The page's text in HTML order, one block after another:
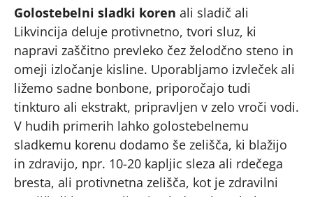
Golostebelni sladki koren ali sladič ali
Likvincija deluje protivnetno, tvori sluz, ki
napravi zaščitno prevleko čez želodčno steno in
omeji izločanje kisline. Uporabljamo izvleček ali
ližemo sadne bonbone, priporočajo tudi
tinkturo ali ekstrakt, pripravljen v zelo vroči vodi.
V hudih primerih lahko golostebelnemu
sladkemu korenu dodamo še zelišča, ki blažijo
in zdravijo, npr. 10-20 kapljic sleza ali rdečega
bresta, ali protivnetna zelišča, kot je zdravilni